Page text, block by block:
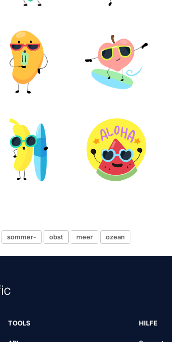
sommer- obst meer ozean
TOOLS HILFE